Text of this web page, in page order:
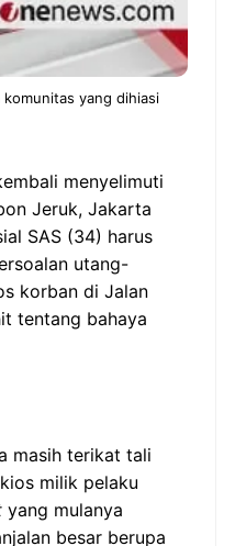
yang dihiasi
menyelimuti
Jeruk, Jakarta
SAS (34) harus
utang-
korban di Jalan
tentang bahaya
masih terikat tali
milik pelaku
yang mulanya
besar berupa